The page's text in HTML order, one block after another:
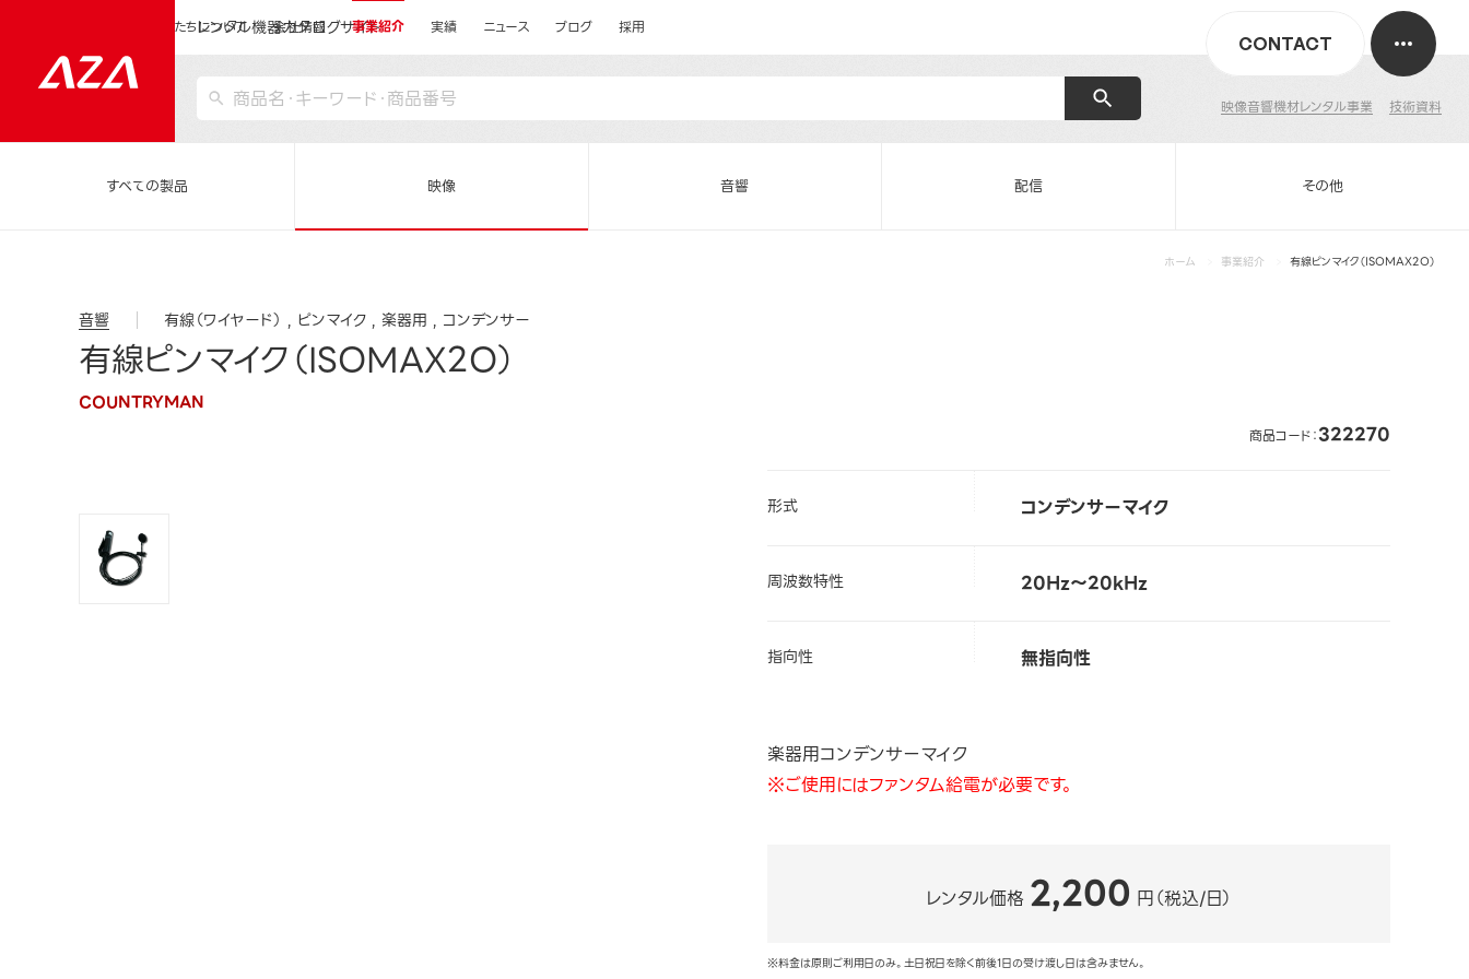
レンタル機器カタログサイト
映像音響機材レンタル事業 技術資料
CONTACT
私たちについて 会社情報 事業紹介 実績 ニュース ブログ 採用
すべての製品 映像 音響 配信 その他
ホーム 事業紹介 有線ピンマイク（ISOMAX2O）
音響 有線（ワイヤード） ピンマイク 楽器用 コンデンサー
有線ピンマイク（ISOMAX2O）
COUNTRYMAN
商品コード：322270
形式 コンデンサーマイク
周波数特性 20Hz～20kHz
指向性 無指向性
楽器用コンデンサーマイク
※ご使用にはファンタム給電が必要です。
レンタル価格 2,200 円（税込/日）
※料金は原則ご利用日のみ。土日祝日を除く前後1日の受け渡し日は含みません。